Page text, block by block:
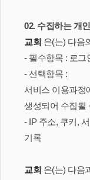
02. 수집하는 개
교회 은(는) 다음
- 필수항목 : 로그
- 선택항목 :
서비스 이용과정
생성되어 수집될
- IP 주소, 쿠키,
기록
교회 은(는) 다음